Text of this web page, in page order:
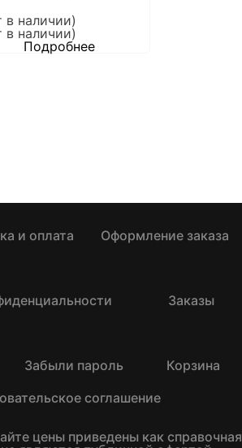
в наличии)
в наличии)
Подробнее
и оплата Оформление заказа
Заказы
Забыли пароль
Корзина
соглашение
цены приведены как справочная